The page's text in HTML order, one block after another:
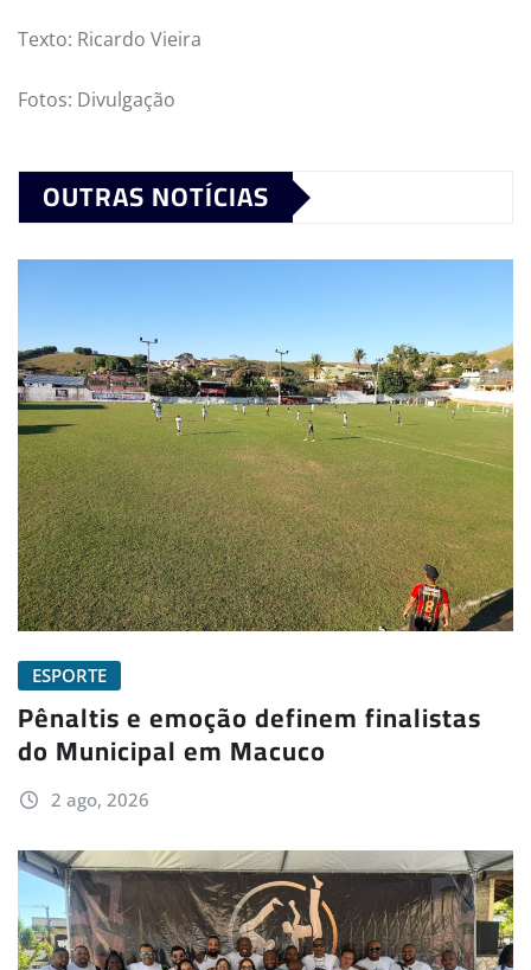
Texto: Ricardo Vieira
Fotos: Divulgação
OUTRAS NOTÍCIAS
ESPORTE
Pênaltis e emoção definem finalistas
do Municipal em Macuco
2 ago, 2026